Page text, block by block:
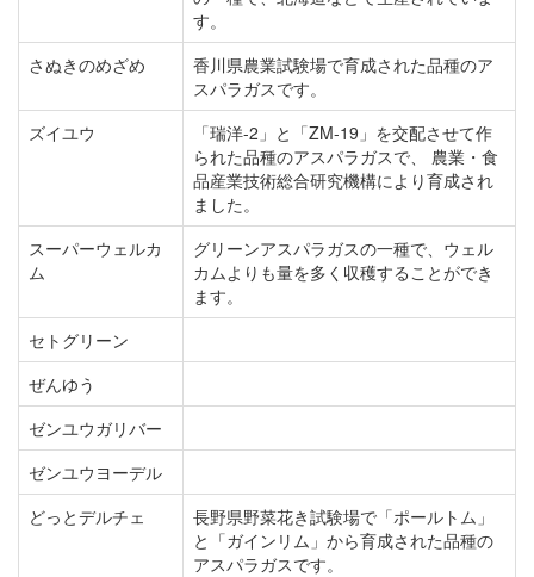
す。
さぬきのめざめ
香川県農業試験場で育成された品種のア
スパラガスです。
ズイユウ
「瑞洋-2」と「ZM-19」を交配させて作
られた品種のアスパラガスで、 農業・食
品産業技術総合研究機構により育成され
ました。
スーパーウェルカ
ム
グリーンアスパラガスの一種で、ウェル
カムよりも量を多く収穫することができ
ます。
セトグリーン
ぜんゆう
ゼンユウガリバー
ゼンユウヨーデル
どっとデルチェ
長野県野菜花き試験場で「ポールトム」
と「ガインリム」から育成された品種の
アスパラガスです。